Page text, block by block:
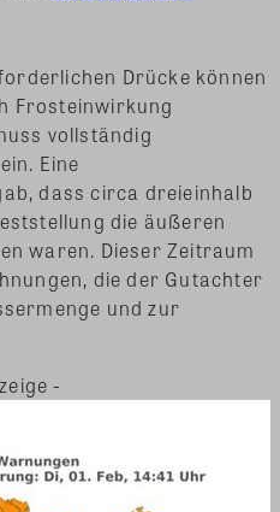
Drücke können
Frosteinwirkung
vollständig
Eine
dass circa dreieinhalb
die äußeren
waren. Dieser Zeitraum
die der Gutachter
und zur
-